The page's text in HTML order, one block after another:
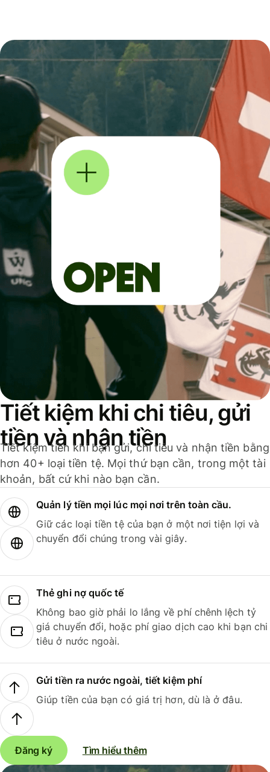
Tiết kiệm khi chi tiêu, gửi
tiền và nhận tiền
Tiết kiệm tiền khi bạn gửi, chi tiêu và nhận tiền bằng
hơn 40+ loại tiền tệ. Mọi thứ bạn cần, trong một tài
khoản, bất cứ khi nào bạn cần.
Quản lý tiền mọi lúc mọi nơi trên toàn cầu.
Giữ các loại tiền tệ của bạn ở một nơi tiện lợi và
chuyển đổi chúng trong vài giây.
Thẻ ghi nợ quốc tế
Không bao giờ phải lo lắng về phí chênh lệch tỷ
giá chuyển đổi, hoặc phí giao dịch cao khi bạn chi
tiêu ở nước ngoài.
Gửi tiền ra nước ngoài, tiết kiệm phí
Giúp tiền của bạn có giá trị hơn, dù là ở đâu.
Đăng ký Tìm hiểu thêm